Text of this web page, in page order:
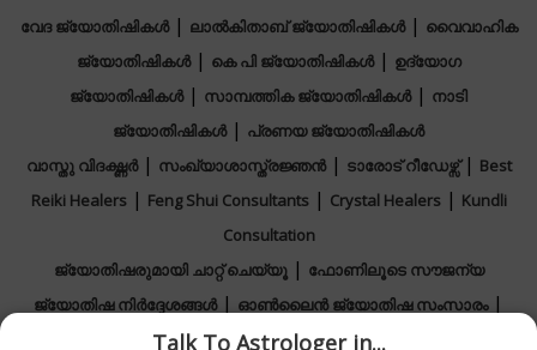
വേദ ജ്യോതിഷികൾ| ലാൽകിതാബ്‌ ജ്യോതിഷികൾ| വൈവാഹിക
ജ്യോതിഷികൾ| കെ പി ജ്യോതിഷികൾ| ഉദ്യോഗ
ജ്യോതിഷികൾ| സാമ്പത്തിക ജ്യോതിഷികൾ| നാടി
ജ്യോതിഷികൾ| പ്രണയ ജ്യോതിഷികൾ
വാസ്തു വിദഗ്ദ്ധർ| സംഖ്യാശാസ്ത്രജ്ഞൻ| ടാരോട് റീഡേഴ്സ്| Best
Reiki Healers| Feng Shui Consultants| Crystal Healers| Kundli
Consultation
ജ്യോതിഷരുമായി ചാറ്റ് ചെയ്യൂ| ഫോണിലൂടെ സൗജന്യ
ജ്യോതിഷ നിർദ്ദേശങ്ങൾ| ഓൺലൈൻ ജ്യോതിഷ സംസാരം|
Horoscope 2026|Rashifal 2026|Calendar 2026
Talk To Astrologer in...